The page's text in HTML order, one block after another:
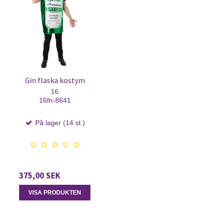
Gin flaska kostym
16
16fn-8641
På lager (14 st.)
375,00 SEK
VISA PRODUKTEN